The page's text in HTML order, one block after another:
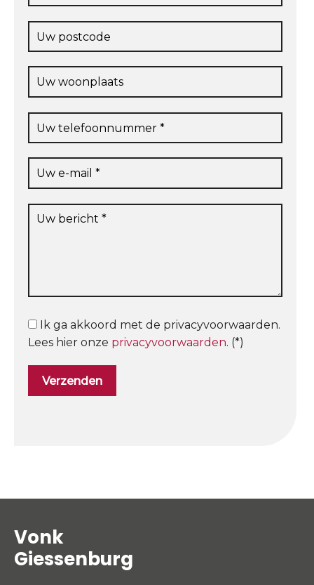
Ik ga akkoord met de privacyvoorwaarden.
Lees hier onze privacyvoorwaarden. (*)
Vonk
Giessenburg